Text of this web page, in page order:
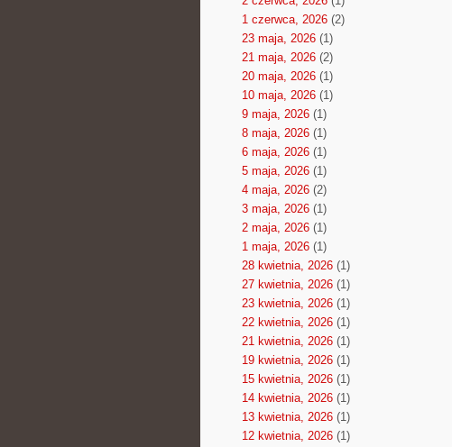
1 czerwca, 2026(2)
23 maja, 2026(1)
21 maja, 2026(2)
20 maja, 2026(1)
10 maja, 2026(1)
9 maja, 2026(1)
8 maja, 2026(1)
6 maja, 2026(1)
5 maja, 2026(1)
4 maja, 2026(2)
3 maja, 2026(1)
2 maja, 2026(1)
1 maja, 2026(1)
28 kwietnia, 2026(1)
27 kwietnia, 2026(1)
23 kwietnia, 2026(1)
22 kwietnia, 2026(1)
21 kwietnia, 2026(1)
19 kwietnia, 2026(1)
15 kwietnia, 2026(1)
14 kwietnia, 2026(1)
13 kwietnia, 2026(1)
12 kwietnia, 2026(1)